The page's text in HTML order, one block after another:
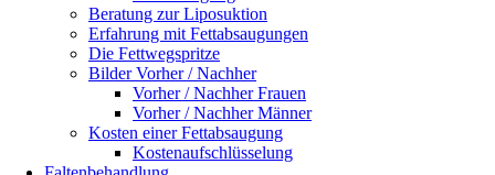
Beratung zur Liposuktion
Erfahrung mit Fettabsaugungen
Die Fettwegspritze
Bilder Vorher / Nachher
Vorher / Nachher Frauen
Vorher / Nachher Männer
Kosten einer Fettabsaugung
Kostenaufschlüsselung